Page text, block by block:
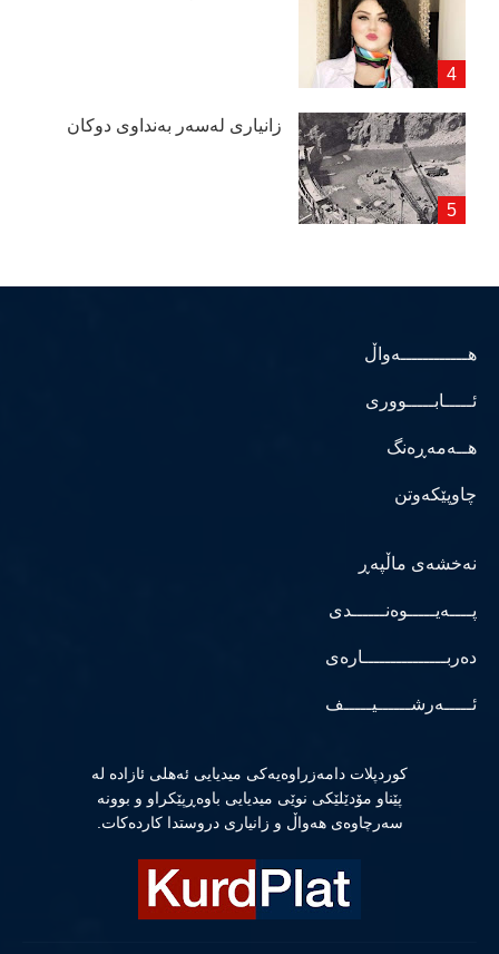
زانیاری لەسەر بەنداوی دوكان
هــــــــــــەواڵ
ئـــــابـــــووری
هــەمەڕەنگ
چاوپێکەوتن
نەخشەی ماڵپەڕ
پــــەیـــــوەنــــــدی
دەربـــــــــــــــارەی
ئـــــەرشــــــیـــــف
كوردپلات دامەزراوەیەكی میدیایی ئەهلی ئازادە لە
پێناو مۆدێلێكی نوێی میدیایی باوەڕپێكراو و بوونە
سەرچاوەی هەواڵ و زانیاری دروستدا كاردەكات.